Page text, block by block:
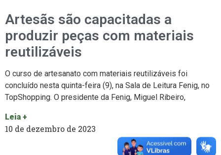
Artesãs são capacitadas a
produzir peças com materiais
reutilizáveis
O curso de artesanato com materiais reutilizáveis foi
concluído nesta quinta-feira (9), na Sala de Leitura Fenig, no
TopShopping. O presidente da Fenig, Miguel Ribeiro,
Leia +
10 de dezembro de 2023